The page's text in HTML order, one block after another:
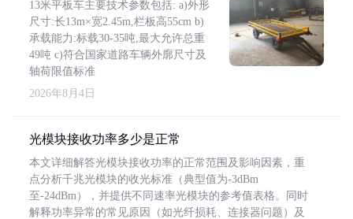
13米平板车主要技术参数包括: a)外形
尺寸:长13m×宽2.45m,栏板高55cm b)
承载能力:标载30-35吨,最大允许总重
49吨 c)符合国家道路车辆外廓尺寸及
轴荷限值标准
2026年8月4日
光模块接收功率多少是正常
本文详细解答光模块接收功率的正常范围及影响因素，重
点分析千兆光模块的收光标准（典型值为-3dBm
至-24dBm），并提供不同速率光模块的参考值表格。同时
解释功率异常的常见原因（如光纤损耗、连接器问题）及